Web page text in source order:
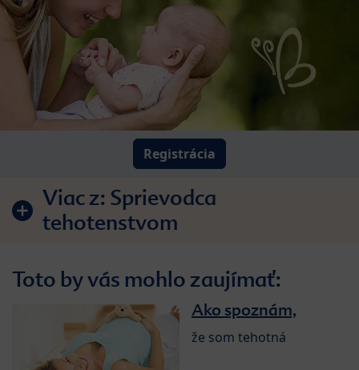
Registrácia
Viac z: Sprievodca
tehotenstvom
Toto by vás mohlo zaujímať:
Ako spoznám,
že som tehotná